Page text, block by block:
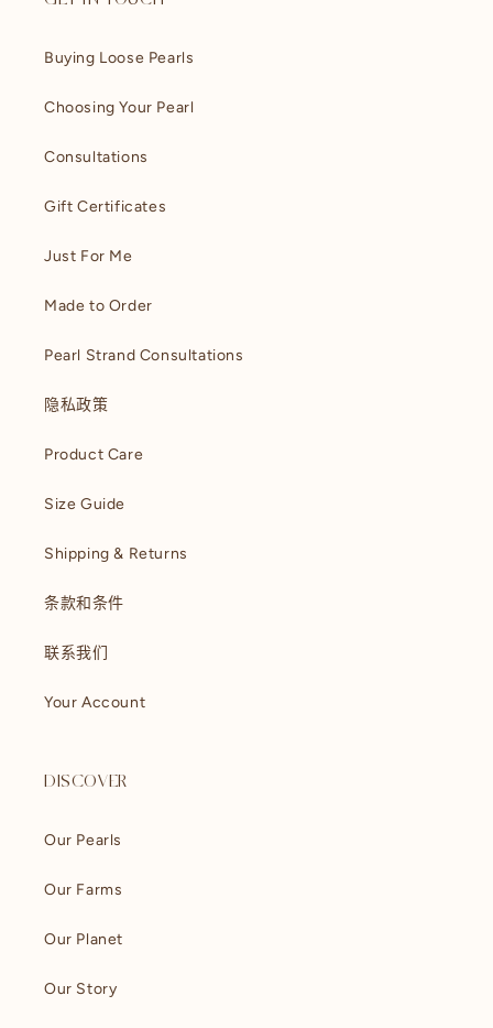
Buying Loose Pearls
Choosing Your Pearl
Consultations
Gift Certificates
Just For Me
Made to Order
Pearl Strand Consultations
隐私政策
Product Care
Size Guide
Shipping & Returns
条款和条件
联系我们
Your Account
DISCOVER
Our Pearls
Our Farms
Our Planet
Our Story